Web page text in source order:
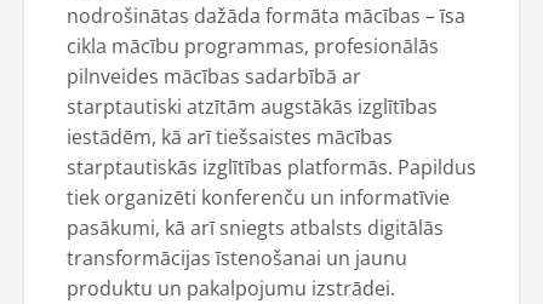
nodrošinātas dažāda formāta mācības – īsa
cikla mācību programmas, profesionālās
pilnveides mācības sadarbībā ar
starptautiski atzītām augstākās izglītības
iestādēm, kā arī tiešsaistes mācības
starptautiskās izglītības platformās. Papildus
tiek organizēti konferenču un informatīvie
pasākumi, kā arī sniegts atbalsts digitālās
transformācijas īstenošanai un jaunu
produktu un pakalpojumu izstrādei.